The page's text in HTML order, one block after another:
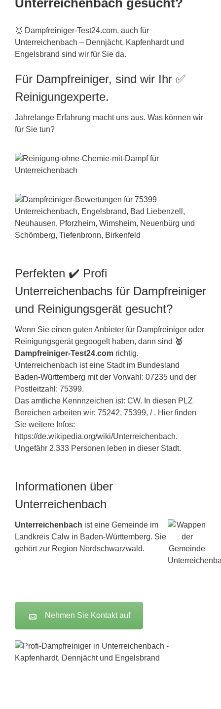
Unterreichenbach gesucht?
🥇 Dampfreiniger-Test24.com, auch für
Unterreichenbach – Dennjächt, Kapfenhardt und
Engelsbrand sind wir für Sie da.
Für Dampfreiniger, sind wir Ihr ✅
Reinigungexperte.
Jahrelange Erfahrung macht uns aus. Was können wir
für Sie tun?
Perfekten ✔️ Profi
Unterreichenbachs für Dampfreiniger
und Reinigungsgerät gesucht?
Wenn Sie einen guten Anbieter für Dampfreiniger oder
Reinigungsgerät gegoogelt haben, dann sind 🥇
Dampfreiniger-Test24.com richtig.
Unterreichenbach ist eine Stadt im Bundesland
Baden-Württemberg mit der Vorwahl: 07235 und der
Postleitzahl: 75399.
Das amtliche Kennnzeichen ist: CW. In diesen PLZ
Bereichen arbeiten wir: 75242, 75399, / . Hier finden
Sie weitere Infos:
https://de.wikipedia.org/wiki/Unterreichenbach.
Ungefähr 2.333 Personen leben in dieser Stadt.
Informationen über
Unterreichenbach
Unterreichenbach ist eine Gemeinde im
Landkreis Calw in Baden-Württemberg. Sie
gehört zur Region Nordschwarzwald.
Nehmen Sie Kontakt auf